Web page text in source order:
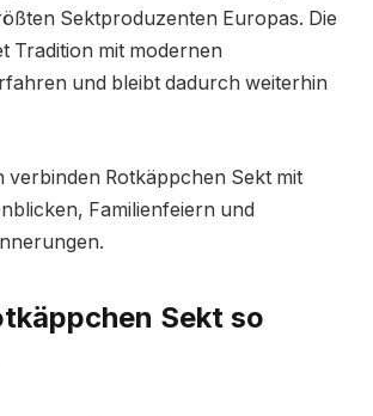
Sektproduzenten Europas. Die
Tradition mit modernen
und bleibt dadurch weiterhin
verbinden Rotkäppchen Sekt mit
Familienfeiern und
Sekt so